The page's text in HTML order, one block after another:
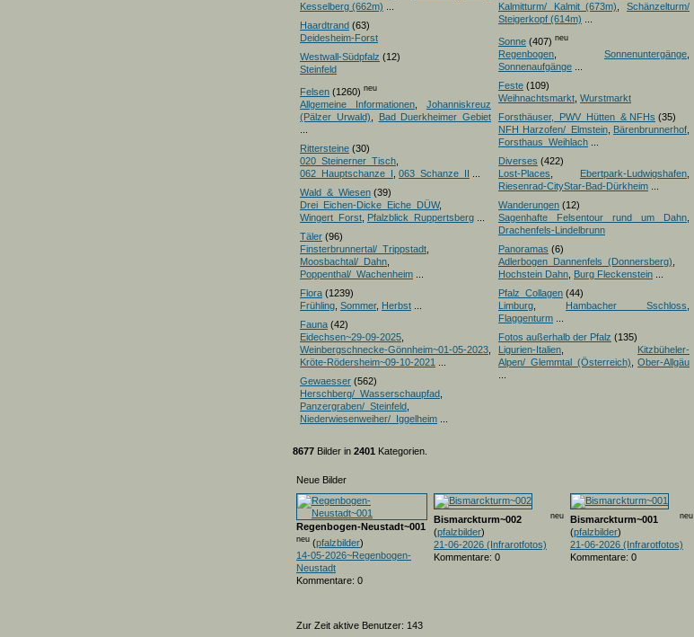
Kesselberg (662m)
Haardtrand (63)
Deidesheim-Forst
Westwall-Südpfalz (12)
Steinfeld
Felsen (1260) neu
Allgemeine Informationen
Johanniskreuz
(Pälzer Urwald)
Bad Duerkheimer Gebiet
Rittersteine (30)
020_Steinerner_Tisch
062_Hauptschanze_I 063_Schanze_II
Wald_&_Wiesen (39)
Drei_Eichen-Dicke_Eiche_DÜW,
Wingert_Forst Pfalzblick_Ruppertsberg
Täler (96)
Finsterbrunnertal/_Trippstadt
Moosbachtal/_Dahn
Poppenthal/_Wachenheim
Flora (1239)
Frühling Sommer, Herbst
Fauna (42)
Eidechsen~29-09-2025
Weinbergschnecke-Gönnheim~01-05-2023
Kröte-Rödersheim~09-10-2021
Gewaesser (562)
Herschberg/_Wasserschaupfad
Panzergraben/_Steinfeld
Niederwiesenweiher/_Iggelheim
Kalmitturm/ Kalmit_(673m)
Schänzelturm/
Steigerkopf (614m)
Sonne (407) neu
Regenbogen Sonnenuntergänge
Sonnenaufgänge
Feste (109)
Weihnachtsmarkt Wurstmarkt
Forsthäuser,_PWV_Hütten_& NFHs (35)
NFH Harzofen/_Elmstein, Bärenbrunnerhof
Forsthaus_Weihlach
Diverses (422)
Lost-Places
Ebertpark-Ludwigshafen
Riesenrad-CityStar-Bad-Dürkheim
Wanderungen (12)
Sagenhafte Felsentour rund um Dahn
Drachenfels-Lindelbrunn
Panoramas (6)
Adlerbogen_Dannenfels_(Donnersberg)
Hochstein Dahn Burg Fleckenstein
Pfalz_Collagen (44)
Limburg
Hambacher Sschloss
Flaggenturm
Fotos außerhalb der Pfalz (135)
Ligurien-Italien
Kitzbüheler-
Alpen/_Glemmtal_(Österreich)
Ober-Allgäu
8677 Bilder in 2401 Kategorien.
Neue Bilder
Regenbogen-Neustadt~001
neu (pfalzbilder)
14-05-2026~Regenbogen-
Neustadt
Kommentare: 0
Bismarckturm~002 neu
(pfalzbilder)
21-06-2026 (Infrarotfotos)
Kommentare: 0
Bismarckturm~001 neu
(pfalzbilder)
21-06-2026 (Infrarotfotos)
Kommentare: 0
Zur Zeit aktive Benutzer: 143